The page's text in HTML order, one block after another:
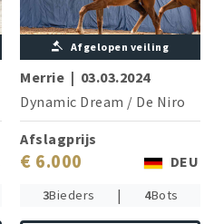
Afgelopen veiling
Merrie | 03.03.2024
Dynamic Dream / De Niro
Afslagprijs
€ 6.000 DEU
3Bieders | 4Bots